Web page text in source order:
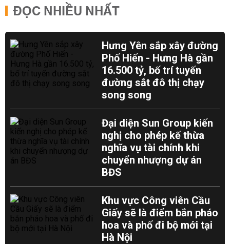
ĐỌC NHIỀU NHẤT
Hưng Yên sắp xây đường
Phố Hiến - Hưng Hà gần
16.500 tỷ, bố trí tuyến
đường sắt đô thị chạy
song song
Đại diện Sun Group kiến
nghị cho phép kế thừa
nghĩa vụ tài chính khi
chuyển nhượng dự án
BĐS
Khu vực Công viên Cầu
Giấy sẽ là điểm bắn pháo
hoa và phố đi bộ mới tại
Hà Nội